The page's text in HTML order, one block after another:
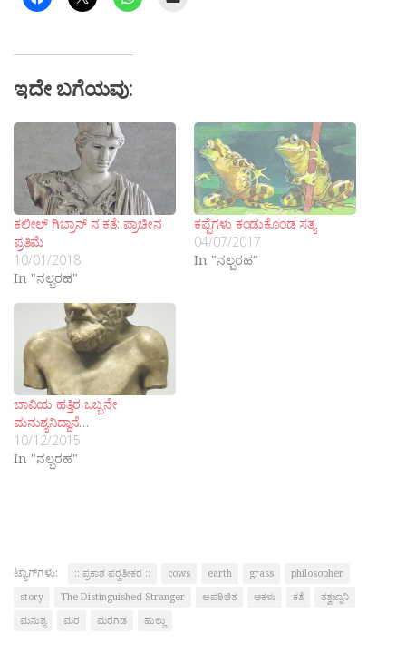
ಇದೇ ಬಗೆಯವು:
ಕಲೀಲ್ ಗಿಬ್ರಾನ್ ನ ಕತೆ: ಪ್ರಾಚೀನ
ಪ್ರತಿಮೆ
10/01/2018
In "ನಲ್ಬರಹ"
ಕಪ್ಪೆಗಳು ಕಂಡುಕೊಂಡ ಸತ್ಯ
04/07/2017
In "ನಲ್ಬರಹ"
ಬಾವಿಯ ಹತ್ತಿರ ಒಬ್ಬನೇ
ಮನುಶ್ಯನಿದ್ದಾನೆ…
10/12/2015
In "ನಲ್ಬರಹ"
ಟ್ಯಾಗ್‌ಗಳು: :: ಪ್ರಕಾಶ ಪರ‍್ವತೀಕರ :: cows earth grass
philosopher
story
The Distinguished Stranger ಅಪರಿಚಿತ ಆಕಳು ಕತೆ
ತತ್ವಜ್ನಾನಿ
ಮನುಶ್ಯ
ಮರ ಮರಗಿಡ ಹುಲ್ಲು